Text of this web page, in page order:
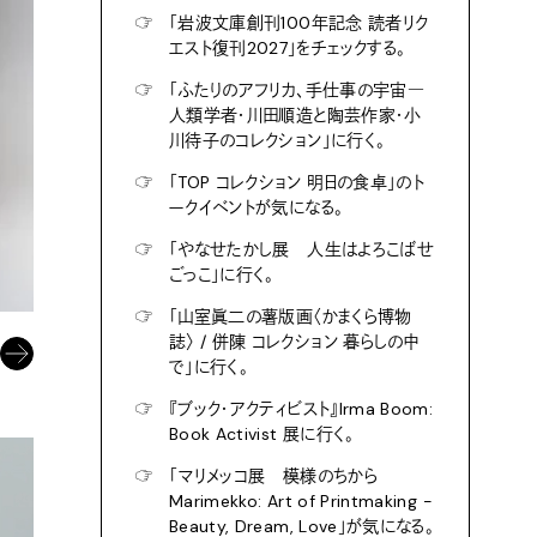
☞
「岩波文庫創刊100年記念 読者リク
エスト復刊2027」をチェックする。
☞
「ふたりのアフリカ、手仕事の宇宙―
人類学者・川田順造と陶芸作家・小
川待子のコレクション」に行く。
☞
「TOP コレクション 明日の食卓」のト
ークイベントが気になる。
☞
「やなせたかし展 人生はよろこばせ
ごっこ」に行く。
☞
「山室眞二の薯版画〈かまくら博物
誌〉 / 併陳 コレクション 暮らしの中
で」に行く。
☞
『ブック・アクティビスト』Irma Boom:
Book Activist 展に行く。
☞
「マリメッコ展 模様のちから
Marimekko: Art of Printmaking -
Beauty, Dream, Love」が気になる。